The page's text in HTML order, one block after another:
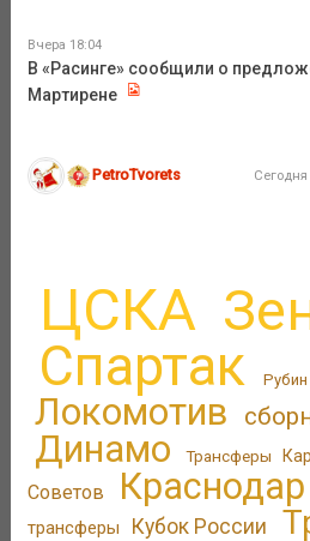
Вчера 18:04
В «Расинге» сообщили о
Мартирене
PetroTvorets Сегодня
ЦСКА
Спартак Рубин
Локомотив
Динамо Трансферы
Советов
Краснодар
трансферы
Кубок России